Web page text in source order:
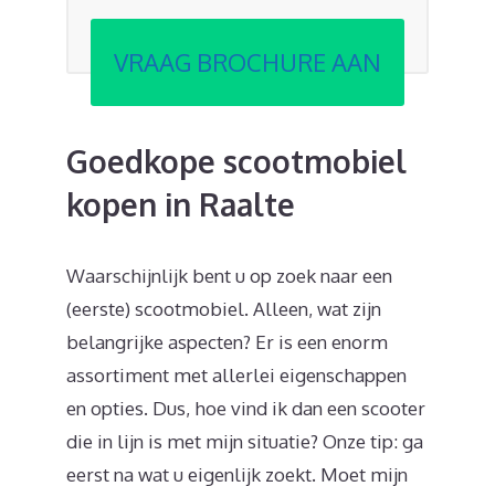
VRAAG BROCHURE AAN
Goedkope scootmobiel
kopen in Raalte
Waarschijnlijk bent u op zoek naar een
(eerste) scootmobiel. Alleen, wat zijn
belangrijke aspecten? Er is een enorm
assortiment met allerlei eigenschappen
en opties. Dus, hoe vind ik dan een scooter
die in lijn is met mijn situatie? Onze tip: ga
eerst na wat u eigenlijk zoekt. Moet mijn